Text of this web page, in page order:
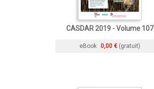
CASDAR 2019 - Volume 107
eBook 0,00 € (gratuit)